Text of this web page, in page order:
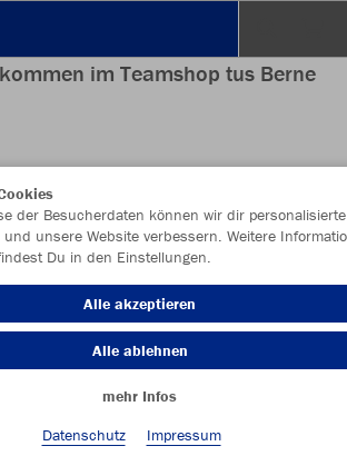
im Teamshop tus Berne
der Besucherdaten können wir dir personalisierte
und unsere Website verbessern. Weitere
Du in den Einstellungen.
Alle akzeptieren
Alle ablehnen
mehr Infos
Datenschutz
Impressum